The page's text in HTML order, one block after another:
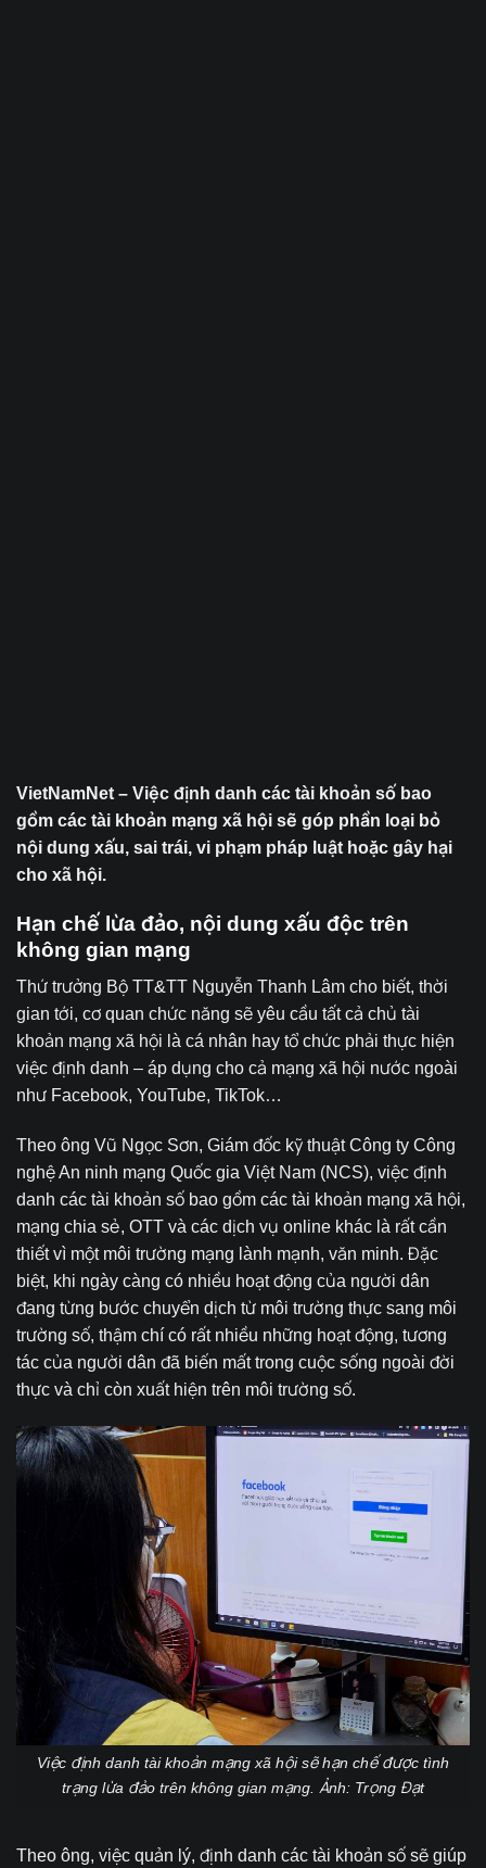
VietNamNet – Việc định danh các tài khoản số bao
gồm các tài khoản mạng xã hội sẽ góp phần loại bỏ
nội dung xấu, sai trái, vi phạm pháp luật hoặc gây hại
cho xã hội.
Hạn chế lừa đảo, nội dung xấu độc trên
không gian mạng
Thứ trưởng Bộ TT&TT Nguyễn Thanh Lâm cho biết, thời
gian tới, cơ quan chức năng sẽ yêu cầu tất cả chủ tài
khoản mạng xã hội là cá nhân hay tổ chức phải thực hiện
việc định danh – áp dụng cho cả mạng xã hội nước ngoài
như Facebook, YouTube, TikTok…
Theo ông Vũ Ngọc Sơn, Giám đốc kỹ thuật Công ty Công
nghệ An ninh mạng Quốc gia Việt Nam (NCS), việc định
danh các tài khoản số bao gồm các tài khoản mạng xã hội,
mạng chia sẻ, OTT và các dịch vụ online khác là rất cần
thiết vì một môi trường mạng lành mạnh, văn minh. Đặc
biệt, khi ngày càng có nhiều hoạt động của người dân
đang từng bước chuyển dịch từ môi trường thực sang môi
trường số, thậm chí có rất nhiều những hoạt động, tương
tác của người dân đã biến mất trong cuộc sống ngoài đời
thực và chỉ còn xuất hiện trên môi trường số.
Việc định danh tài khoản mạng xã hội sẽ hạn chế được tình
trạng lừa đảo trên không gian mạng. Ảnh: Trọng Đạt
Theo ông, việc quản lý, định danh các tài khoản số sẽ giúp